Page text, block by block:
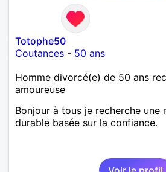
Totophe50
Coutances - 50 ans
Homme divorcé(e) de 50 ans
amoureuse
Bonjour à tous je recherche une
durable basée sur la confiance.